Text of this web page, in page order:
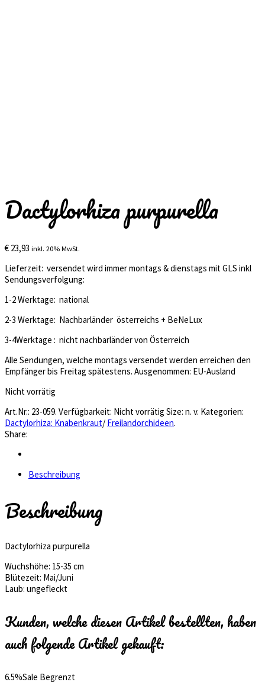
Dactylorhiza purpurella
€ 23,93 inkl. 20% MwSt.
Lieferzeit: versendet wird immer montags & dienstags mit GLS inkl
Sendungsverfolgung:
1-2 Werktage: national
2-3 Werktage: Nachbarländer österreichs + BeNeLux
3-4Werktage : nicht nachbarländer von Österreich
Alle Sendungen, welche montags versendet werden erreichen den
Empfänger bis Freitag spätestens. Ausgenommen: EU-Ausland
Nicht vorrätig
Art.Nr.: 23-059. Verfügbarkeit: Nicht vorrätig Size: n. v. Kategorien:
Dactylorhiza: Knabenkraut/ Freilandorchideen.
Share:
Beschreibung
Beschreibung
Dactylorhiza purpurella
Wuchshöhe: 15-35 cm
Blütezeit: Mai/Juni
Laub: ungefleckt
Kunden, welche diesen Artikel bestellten, haben
auch folgende Artikel gekauft:
6.5%Sale Begrenzt